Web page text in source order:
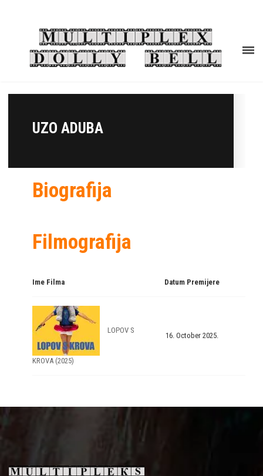
UZO ADUBA
Biografija
Filmografija
Ime Filma Datum Premijere
LOPOV S
KROVA (2025)
16. October 2025.